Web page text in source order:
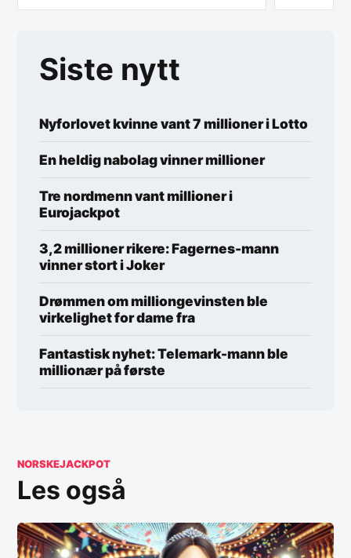
Siste nytt
Nyforlovet kvinne vant 7 millioner i Lotto
En heldig nabolag vinner millioner
Tre nordmenn vant millioner i
Eurojackpot
3,2 millioner rikere: Fagernes-mann
vinner stort i Joker
Drømmen om milliongevinsten ble
virkelighet for dame fra
Fantastisk nyhet: Telemark-mann ble
millionær på første
NORSKEJACKPOT
Les også